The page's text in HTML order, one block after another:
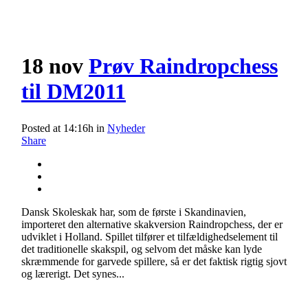
18 nov Prøv Raindropchess
til DM2011
Posted at 14:16h in Nyheder
Share
Dansk Skoleskak har, som de første i Skandinavien,
importeret den alternative skakversion Raindropchess, der er
udviklet i Holland. Spillet tilfører et tilfældighedselement til
det traditionelle skakspil, og selvom det måske kan lyde
skræmmende for garvede spillere, så er det faktisk rigtig sjovt
og lærerigt. Det synes...